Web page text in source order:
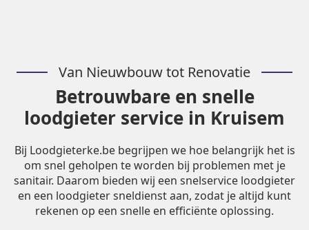
Van Nieuwbouw tot Renovatie
Betrouwbare en snelle
loodgieter service in Kruisem
Bij Loodgieterke.be begrijpen we hoe belangrijk het is
om snel geholpen te worden bij problemen met je
sanitair. Daarom bieden wij een snelservice loodgieter
en een loodgieter sneldienst aan, zodat je altijd kunt
rekenen op een snelle en efficiënte oplossing.